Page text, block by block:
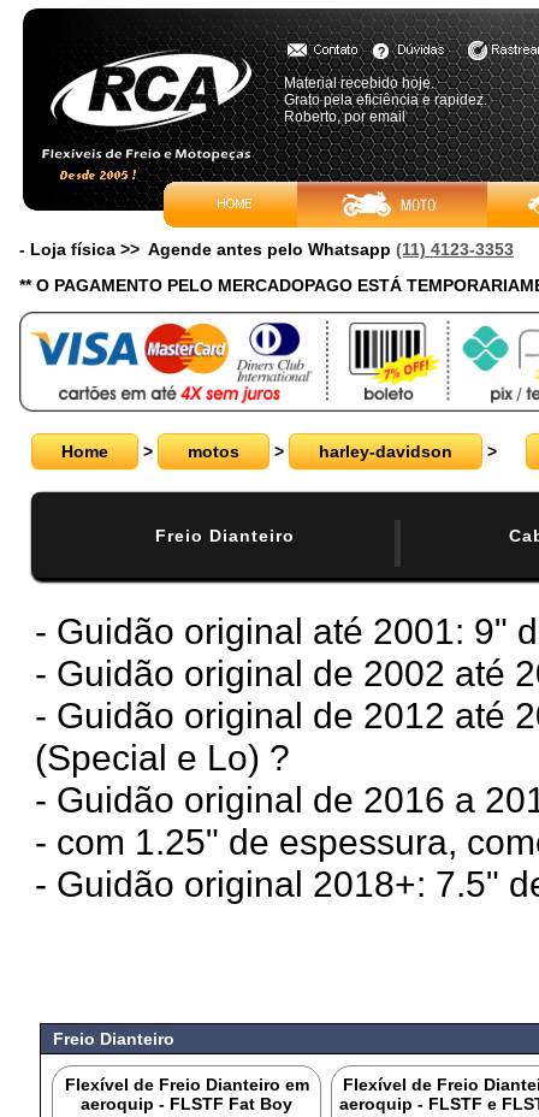
Material recebido hoje.
Grato pela eficiência e rapidez.
Roberto, por email
- Loja física >> Agende antes pelo Whatsapp (11) 4123-3353
** O PAGAMENTO PELO MERCADOPAGO ESTÁ
Home > motos > harley-davidson >
Freio Dianteiro
- Guidão original até 2001: 9"
- Guidão original de 2002 até
- Guidão original de 2012 até
(Special e Lo) ?
- Guidão original de 2016 a
- com 1.25" de espessura,
- Guidão original 2018+: 7.5"
Freio Dianteiro
Flexível de Freio Dianteiro em
aeroquip - FLSTF Fat Boy
Flexível de Freio
aeroquip - FLSTF e